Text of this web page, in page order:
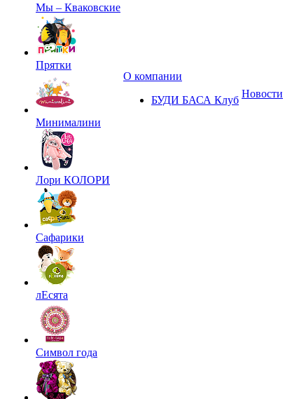
Мы – Кваковские
Прятки
Минималини
Лори КОЛОРИ
Сафарики
лЕсята
Символ года
О компании
БУДИ БАСА Клуб
Новости